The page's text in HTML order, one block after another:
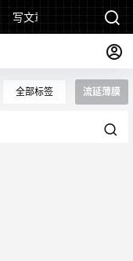
写文章
全部标签 流延薄膜